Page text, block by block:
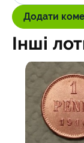
Додати
Інші